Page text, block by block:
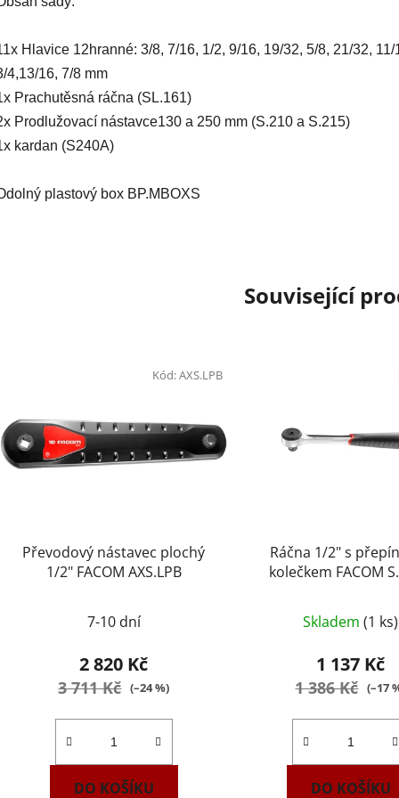
Hlavice 12hranné: 3/8, 7/16, 1/2, 9/16, 19/32, 5/8, 21/32, 11/
4,13/16, 7/8 mm
Prachutěsná ráčna (SL.161)
Prodlužovací nástavce130 a 250 mm (S.210 a S.215)
kardan (S240A)
plastový box BP.MBOXS
Související
Převodový nástavec plochý
1/2" FACOM AXS.LPB
7-10 dní
2 820 Kč
3 711 Kč (–24 %)
DO KOŠÍKU
Kód:AXS.LPB
Ráčna 1/2" s
kolečkem FACOM
Skladem(1 ks)
1 137 Kč
1 386 Kč (–17
DO KOŠÍKU